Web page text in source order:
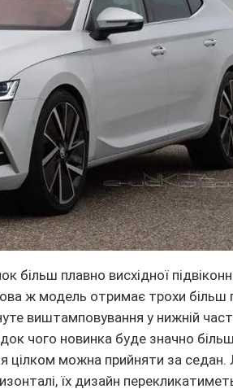
більш плавно висхідної
ж модель отримає трохи більш
виштамповування у нижній
чого новинка буде значно
цілком можна прийняти за седан.
їх дизайн